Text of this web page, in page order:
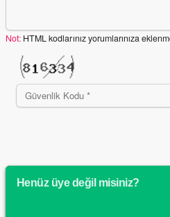
Not: HTML kodlarınız yorumlarınıza
Henüz üye değil misiniz?